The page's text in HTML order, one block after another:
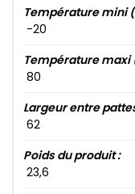
Température mini
-20​
Température maxi
80​
Largeur entre
62​
Poids du produit :
23​,6​